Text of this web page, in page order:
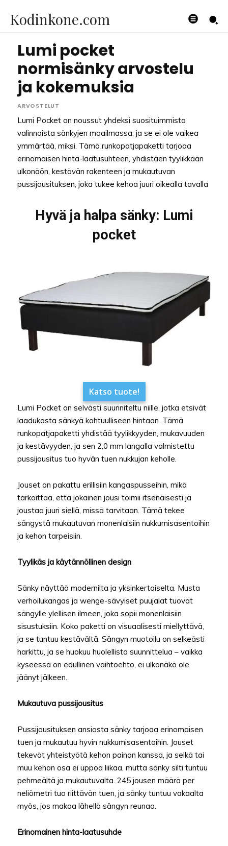
Kodinkone.com
Lumi pocket
normisänky arvostelu
ja kokemuksia
ARVOSTELUT
Lumi Pocket on noussut yhdeksi suosituimmista
valinnoista sänkyjen maailmassa, ja se ei ole vaikea
ymmärtää, miksi. Tämä runkopatjapaketti tarjoaa
erinomaisen hinta-laatusuhteen, yhdistäen tyylikkään
ulkonäön, kestävän rakenteen ja mukautuvan
pussijousituksen, joka tukee kehoa juuri oikealla tavalla
Hyvä ja halpa sänky: Lumi
pocket
Katso tuote!
Lumi Pocket on selvästi suunniteltu niille, jotka etsivät
laadukasta sänkyä kohtuulliseen hintaan. Tämä
runkopatjapaketti yhdistää tyylikkyyden, mukavuuden
ja kestävyyden, ja sen 2,0 mm langalla valmistettu
pussijousitus tuo hyvän tuen nukkujan keholle.
Jouset on pakattu erillisiin kangaspusseihin, mikä
tarkoittaa, että jokainen jousi toimii itsenäisesti ja
joustaa juuri siellä, missä tarvitaan. Tämä tekee
sängystä mukautuvan monenlaisiin nukkumisasentoihin
ja kehon tarpeisiin.
Tyylikäs ja käytännöllinen design
Sänky näyttää modernilta ja yksinkertaiselta. Musta
verhoilukangas ja wenge-sävyiset puujalat tuovat
sängylle ylellisen ilmeen, joka sopii monenlaisiin
sisustuksiin. Koko paketti on visuaalisesti miellyttävä,
ja se tuntuu kestävältä. Sängyn muotoilu on selkeästi
harkittu, ja se huokuu huolellista suunnittelua – vaikka
kyseessä on edullinen vaihtoehto, ei ulkonäkö ole
jäänyt jälkeen.
Mukautuva pussijousitus
Pussijousituksen ansiosta sänky tarjoaa erinomaisen
tuen ja mukautuu hyvin nukkumisasentoihin. Jouset
tekevät yhteistyötä kehon painon kanssa, ja selkä tai
muu kehon osa ei uppoa liikaa, mutta sänky silti tuntuu
pehmeältä ja mukautuvalta. 245 jousen määrä per
neliömetri tuo riittävän tuen, ja sänky tuntuu vakaalta
myös, jos makaa lähellä sängyn reunaa.
Erinomainen hinta-laatusuhde